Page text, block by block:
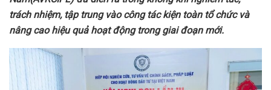
trách nhiệm, tập trung vào công tác kiện toàn tổ chức và
nâng cao hiệu quả hoạt động trong giai đoạn mới.